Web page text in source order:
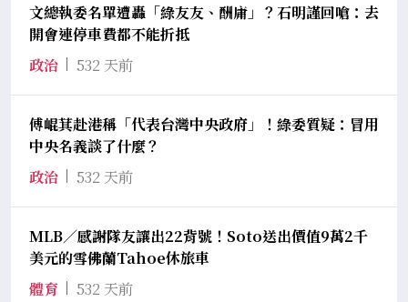
文總執委名單遭轟「綠友友、酬庸」？石明謹回嗆：去
開會連停車費都不能折抵
政治
532 天前
傅崐萁赴港稱「代表台灣中央政府」！綠委質疑：冒用
中央名義談了什麼？
政治
532 天前
MLB／感謝隊友讓出22背號！Soto送出價值9萬2千
美元的雪佛蘭Tahoe休旅車
體育
532 天前